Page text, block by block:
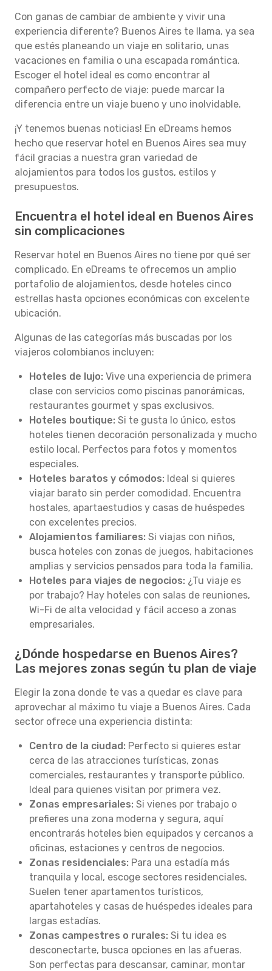
Con ganas de cambiar de ambiente y vivir una
experiencia diferente? Buenos Aires te llama, ya sea
que estés planeando un viaje en solitario, unas
vacaciones en familia o una escapada romántica.
Escoger el hotel ideal es como encontrar al
compañero perfecto de viaje: puede marcar la
diferencia entre un viaje bueno y uno inolvidable.
¡Y tenemos buenas noticias! En eDreams hemos
hecho que reservar hotel en Buenos Aires sea muy
fácil gracias a nuestra gran variedad de
alojamientos para todos los gustos, estilos y
presupuestos.
Encuentra el hotel ideal en Buenos Aires
sin complicaciones
Reservar hotel en Buenos Aires no tiene por qué ser
complicado. En eDreams te ofrecemos un amplio
portafolio de alojamientos, desde hoteles cinco
estrellas hasta opciones económicas con excelente
ubicación.
Algunas de las categorías más buscadas por los
viajeros colombianos incluyen:
Hoteles de lujo: Vive una experiencia de primera
clase con servicios como piscinas panorámicas,
restaurantes gourmet y spas exclusivos.
Hoteles boutique: Si te gusta lo único, estos
hoteles tienen decoración personalizada y mucho
estilo local. Perfectos para fotos y momentos
especiales.
Hoteles baratos y cómodos: Ideal si quieres
viajar barato sin perder comodidad. Encuentra
hostales, apartaestudios y casas de huéspedes
con excelentes precios.
Alojamientos familiares: Si viajas con niños,
busca hoteles con zonas de juegos, habitaciones
amplias y servicios pensados para toda la familia.
Hoteles para viajes de negocios: ¿Tu viaje es
por trabajo? Hay hoteles con salas de reuniones,
Wi-Fi de alta velocidad y fácil acceso a zonas
empresariales.
¿Dónde hospedarse en Buenos Aires?
Las mejores zonas según tu plan de viaje
Elegir la zona donde te vas a quedar es clave para
aprovechar al máximo tu viaje a Buenos Aires. Cada
sector ofrece una experiencia distinta:
Centro de la ciudad: Perfecto si quieres estar
cerca de las atracciones turísticas, zonas
comerciales, restaurantes y transporte público.
Ideal para quienes visitan por primera vez.
Zonas empresariales: Si vienes por trabajo o
prefieres una zona moderna y segura, aquí
encontrarás hoteles bien equipados y cercanos a
oficinas, estaciones y centros de negocios.
Zonas residenciales: Para una estadía más
tranquila y local, escoge sectores residenciales.
Suelen tener apartamentos turísticos,
apartahoteles y casas de huéspedes ideales para
largas estadías.
Zonas campestres o rurales: Si tu idea es
desconectarte, busca opciones en las afueras.
Son perfectas para descansar, caminar, montar